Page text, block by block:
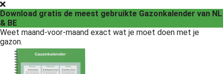
Download gratis de meest gebruikte Gazonkalender van NL
& BE
Weet maand-voor-maand exact wat je moet doen met je
gazon.